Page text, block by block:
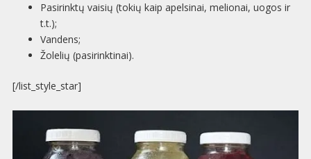
Pasirinktų vaisių (tokių kaip apelsinai, melionai, uogos ir
t.t.);
Vandens;
Žolelių (pasirinktinai).
[/list_style_star]